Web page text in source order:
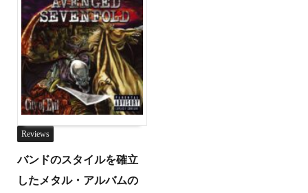
Reviews
バンドのスタイルを確立
したメタル・アルバムの